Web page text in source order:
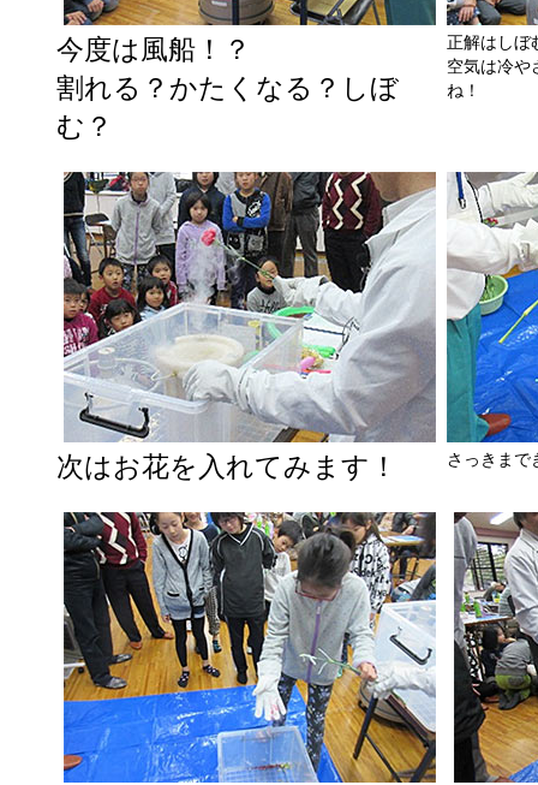
今度は風船！？
割れる？かたくなる？しぼ
む？
正解はしぼ
空気は冷や
ね！
次はお花を入れてみます！ さっきまで